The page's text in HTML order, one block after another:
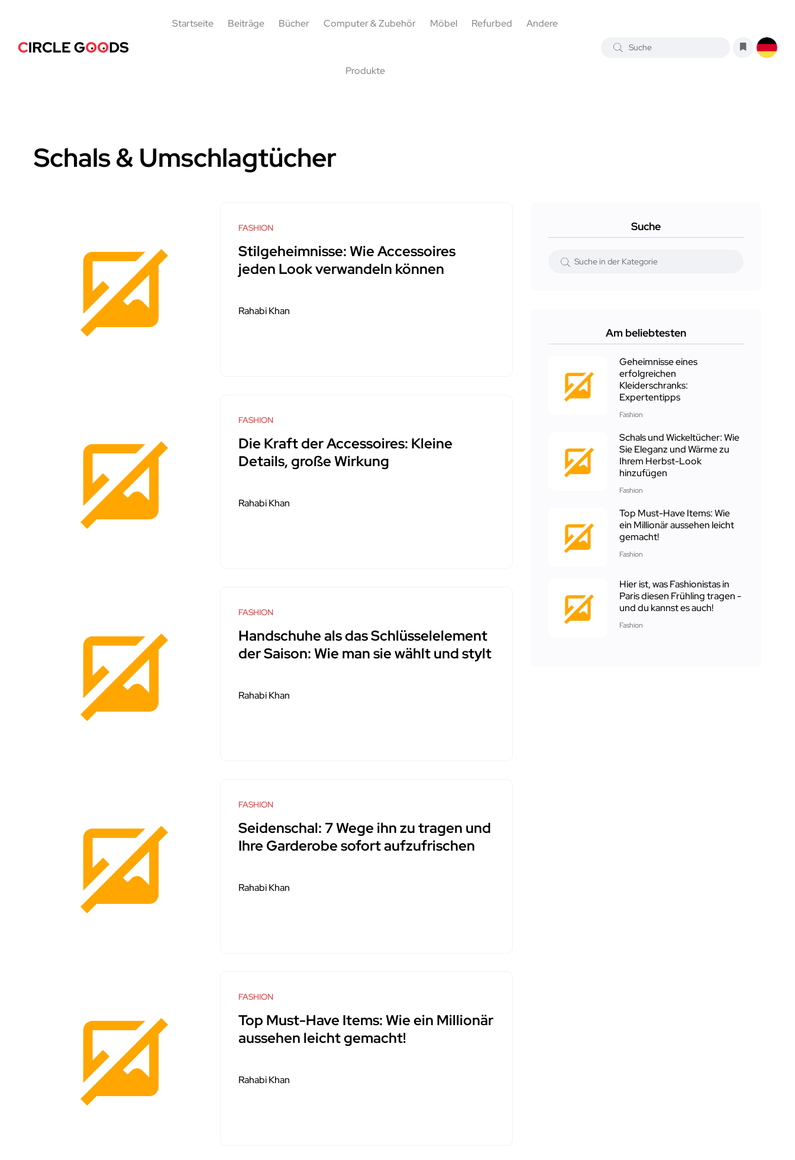
Startseite Beiträge Bücher Computer & Zubehör Möbel Refurbed Andere
Produkte
Schals & Umschlagtücher
FASHION
Stilgeheimnisse: Wie Accessoires
jeden Look verwandeln können
Rahabi Khan
FASHION
Die Kraft der Accessoires: Kleine
Details, große Wirkung
Rahabi Khan
FASHION
Handschuhe als das Schlüsselelement
der Saison: Wie man sie wählt und stylt
Rahabi Khan
FASHION
Seidenschal: 7 Wege ihn zu tragen und
Ihre Garderobe sofort aufzufrischen
Rahabi Khan
FASHION
Top Must-Have Items: Wie ein Millionär
aussehen leicht gemacht!
Rahabi Khan
Suche
Am beliebtesten
Geheimnisse eines
erfolgreichen
Kleiderschranks:
Expertentipps
Fashion
Schals und Wickeltücher: Wie
Sie Eleganz und Wärme zu
Ihrem Herbst-Look
hinzufügen
Fashion
Top Must-Have Items: Wie
ein Millionär aussehen leicht
gemacht!
Fashion
Hier ist, was Fashionistas in
Paris diesen Frühling tragen -
und du kannst es auch!
Fashion